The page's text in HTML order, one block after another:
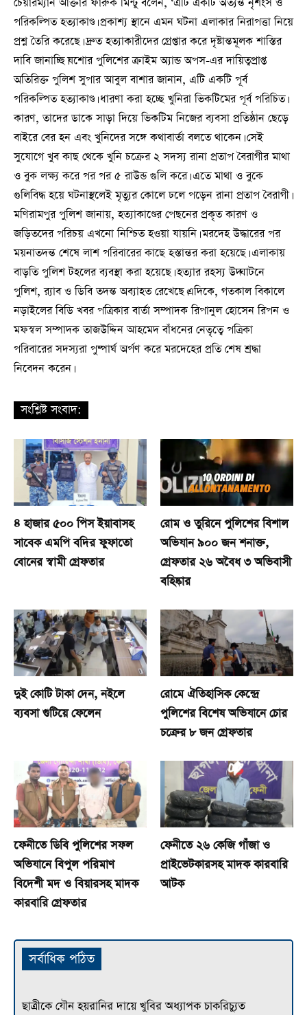
চেয়ারম্যান আক্তার ফারুক মিন্টু বলেন, ‘এটি একটি অত্যন্ত নৃশংস ও
পরিকল্পিত হত্যাকাণ্ড। প্রকাশ্য স্থানে এমন ঘটনা এলাকার নিরাপত্তা নিয়ে
প্রশ্ন তৈরি করেছে। দ্রুত হত্যাকারীদের গ্রেপ্তার করে দৃষ্টান্তমূলক শাস্তির
দাবি জানাচ্ছি।যশোর পুলিশের ক্রাইম অ্যান্ড অপস-এর দায়িত্বপ্রাপ্ত
অতিরিক্ত পুলিশ সুপার আবুল বাশার জানান, এটি একটি পূর্ব
পরিকল্পিত হত্যাকাণ্ড। ধারণা করা হচ্ছে খুনিরা ভিকটিমের পূর্ব পরিচিত।
কারণ, তাদের ডাকে সাড়া দিয়ে ভিকটিম নিজের ব্যবসা প্রতিষ্ঠান ছেড়ে
বাইরে বের হন এবং খুনিদের সঙ্গে কথাবার্তা বলতে থাকেন। সেই
সুযোগে খুব কাছ থেকে খুনি চক্রের ২ সদস্য রানা প্রতাপ বৈরাগীর মাথা
ও বুক লক্ষ্য করে পর পর ৫ রাউন্ড গুলি করে। এতে মাথা ও বুকে
গুলিবিদ্ধ হয়ে ঘটনাস্থলেই মৃত্যুর কোলে ঢলে পড়েন রানা প্রতাপ বৈরাগী।
মণিরামপুর পুলিশ জানায়, হত্যাকাণ্ডের পেছনের প্রকৃত কারণ ও
জড়িতদের পরিচয় এখনো নিশ্চিত হওয়া যায়নি। মরদেহ উদ্ধারের পর
ময়নাতদন্ত শেষে লাশ পরিবারের কাছে হস্তান্তর করা হয়েছে। এলাকায়
বাড়তি পুলিশ টহলের ব্যবস্থা করা হয়েছে। হত্যার রহস্য উদ্ঘাটনে
পুলিশ, র‌্যাব ও ডিবি তদন্ত অব্যাহত রেখেছে।এদিকে, গতকাল বিকালে
নড়াইলের বিডি খবর পত্রিকার বার্তা সম্পাদক রিপানুল হোসেন রিপন ও
মফস্বল সম্পাদক তাজউদ্দিন আহমেদ বাঁধনের নেতৃত্বে পত্রিকা
পরিবারের সদস্যরা পুষ্পার্ঘ অর্পণ করে মরদেহের প্রতি শেষ শ্রদ্ধা
নিবেদন করেন।
সংশ্লিষ্ট সংবাদ:
৪ হাজার ৫০০ পিস ইয়াবাসহ
সাবেক এমপি বদির ফুফাতো
বোনের স্বামী গ্রেফতার
রোম ও তুরিনে পুলিশের বিশাল
অভিযান ৯০০ জন শনাক্ত,
গ্রেফতার ২৬ অবৈধ ৩ অভিবাসী
বহিষ্কার
দুই কোটি টাকা দেন, নইলে
ব্যবসা গুটিয়ে ফেলেন
রোমে ঐতিহাসিক কেন্দ্রে
পুলিশের বিশেষ অভিযানে চোর
চক্রের ৮ জন গ্রেফতার
​ফেনীতে ডিবি পুলিশের সফল
অভিযানে বিপুল পরিমাণ
বিদেশী মদ ও বিয়ারসহ মাদক
কারবারি গ্রেফতার
ফেনীতে ২৬ কেজি গাঁজা ও
প্রাইভেটকারসহ মাদক কারবারি
আটক
সর্বাধিক পঠিত
ছাত্রীকে যৌন হয়রানির দায়ে খুবির অধ্যাপক চাকরিচ্যুত